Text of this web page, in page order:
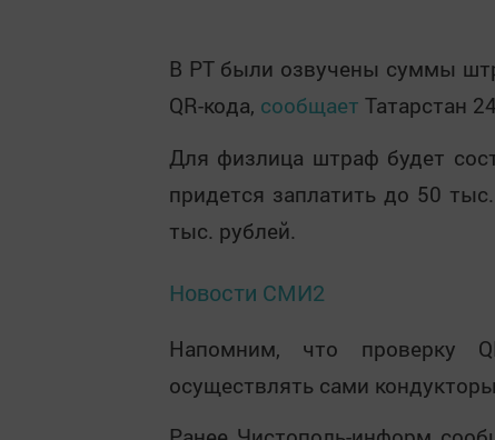
В РТ были озвучены суммы
QR-кода, сообщает Татарстан
Для физлица штраф будет
придется заплатить до 50
тыс. рублей.
Новости СМИ2
Напомним, что проверку
осуществлять сами